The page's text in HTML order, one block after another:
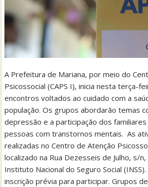
A Prefeitura de Mariana, por meio do
Psicossocial (CAPS I), inicia nesta terça-
encontros voltados ao cuidado com a
população. Os grupos abordarão temas
depressão e a participação dos
pessoas com transtornos mentais. As
realizadas no Centro de Atenção
localizado na Rua Dezesseis de Julho, s/
Instituto Nacional do Seguro Social
inscrição prévia para participar. Grupos